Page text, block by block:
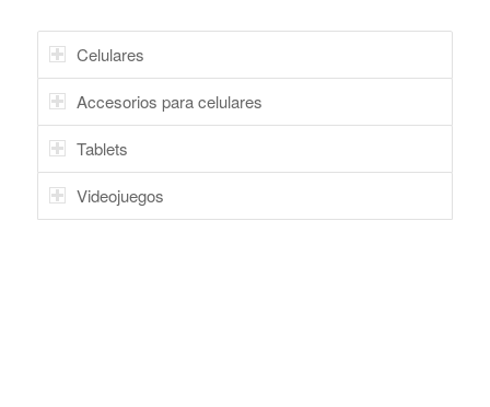
Celulares
Accesorios para celulares
Tablets
Videojuegos